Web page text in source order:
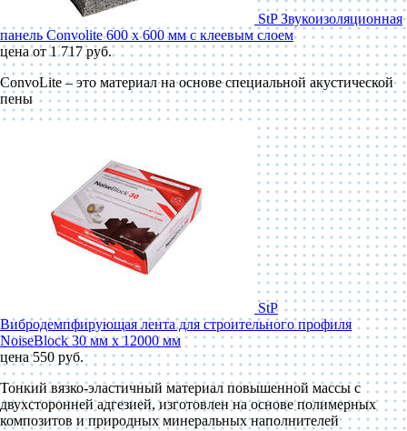
StP Звукоизоляционная
панель Convolite 600 x 600 мм с клеевым слоем
цена от 1 717 руб.
ConvoLite – это материал на основе специальной акустической
пены
StP
Вибродемпфирующая лента для строительного профиля
NoiseBlock 30 мм x 12000 мм
цена 550 руб.
Тонкий вязко-эластичный материал повышенной массы с
двухсторонней адгезией, изготовлен на основе полимерных
композитов и природных минеральных наполнителей